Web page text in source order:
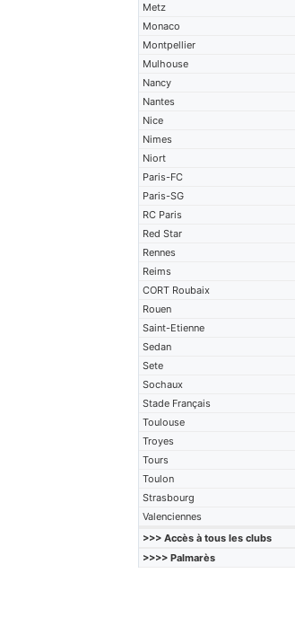
Metz
Monaco
Montpellier
Mulhouse
Nancy
Nantes
Nice
Nimes
Niort
Paris-FC
Paris-SG
RC Paris
Red Star
Rennes
Reims
CORT Roubaix
Rouen
Saint-Etienne
Sedan
Sete
Sochaux
Stade Français
Toulouse
Troyes
Tours
Toulon
Strasbourg
Valenciennes
>>> Accès à tous les clubs
>>>> Palmarès